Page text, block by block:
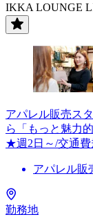
IKKA LOUNGE
アパレル販売ス
ら「もっと魅力
★週2日～/交通費
アパレル販
勤務地